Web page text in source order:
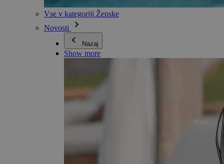
Vse v kategoriji Ženske
Novosti
Nazaj
Show more